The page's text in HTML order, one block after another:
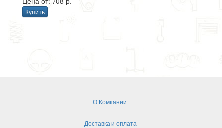
Купить
О Компании
Доставка и оплата